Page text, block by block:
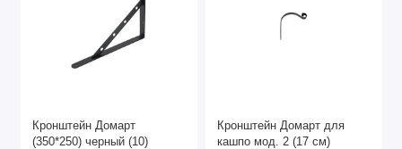
Кронштейн Домарт
(350*250) черный (10)
Кронштейн Домарт для
кашпо мод. 2 (17 см)